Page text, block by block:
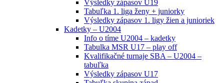
Výsledky zápasov U19
Tabuľka 1. liga ženy + juniorky
Výsledky zápasov 1. ligy žien a junioriek
Kadetky – U2004
Info o tíme U2004 – kadetky
Tabulka MSR U17 – play off
Kvalifikačné turnaje SBA – U2004 –
tabuľka
Výsledky zápasov U17